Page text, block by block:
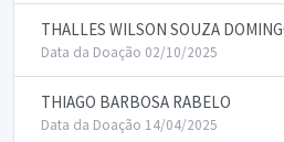
THALLES WILSON SOUZA
Data da Doação 02/10/2025
THIAGO BARBOSA RABELO
Data da Doação 14/04/2025